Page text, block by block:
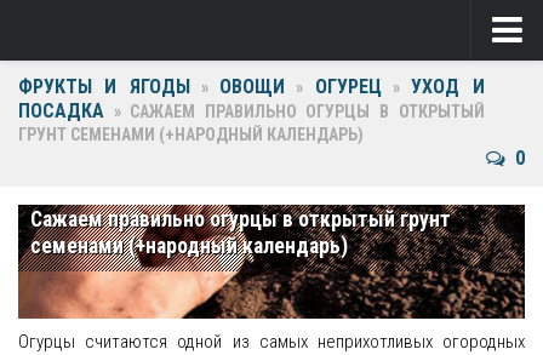
Ягоды
Виноград
Крыжовник
Малина
Фрукты
ФРУКТЫ И ЯГОДЫ » ОВОЩИ » ОГУРЕЦ» УХОД И
ПОСАДКА » САЖАЕМ ПРАВИЛЬНО ОГУРЦЫ В ОТКРЫТЫЙ
ГРУНТ СЕМЕНАМИ (+НАРОДНЫЙ КАЛЕНДАРЬ)
0
Сажаем правильно огурцы в открытый грунт
семенами (+народный календарь)
Огурцы считаются одной из самых неприхотливых огородных